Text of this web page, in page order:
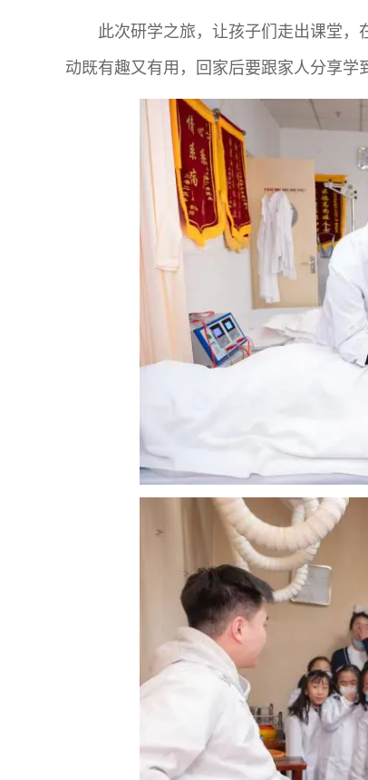
此次研学之旅，让孩子们走出课堂
动既有趣又有用，回家后要跟家人分享学